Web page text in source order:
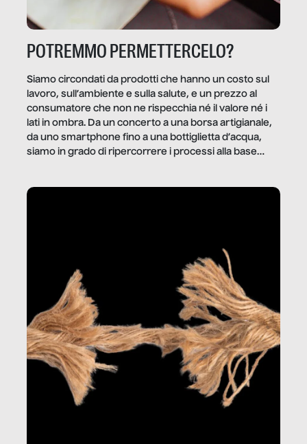
POTREMMO PERMETTERCELO?
Siamo circondati da prodotti che hanno un costo sul
lavoro, sull’ambiente e sulla salute, e un prezzo al
consumatore che non ne rispecchia né il valore né i
lati in ombra. Da un concerto a una borsa artigianale,
da uno smartphone fino a una bottiglietta d’acqua,
siamo in grado di ripercorrere i processi alla base
dietro gli oggetti e i servizi che fanno la nostra vita